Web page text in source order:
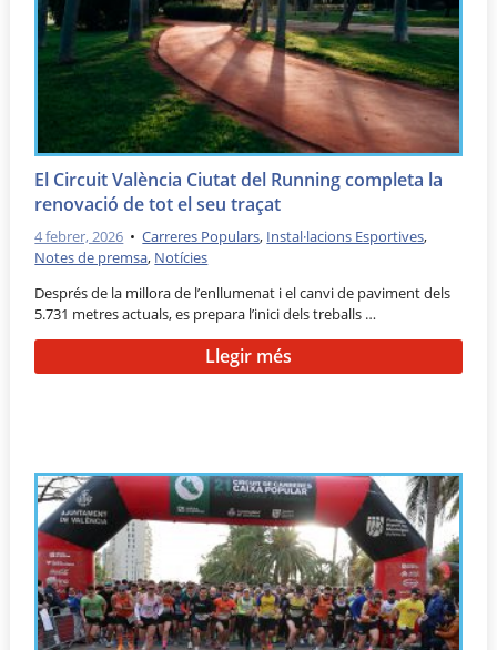
El Circuit València Ciutat del Running completa la
renovació de tot el seu traçat
4 febrer, 2026 •Carreres Populars, Instal·lacions Esportives,
Notes de premsa, Notícies
Després de la millora de l’enllumenat i el canvi de paviment dels
5.731 metres actuals, es prepara l’inici dels treballs …
Llegir més